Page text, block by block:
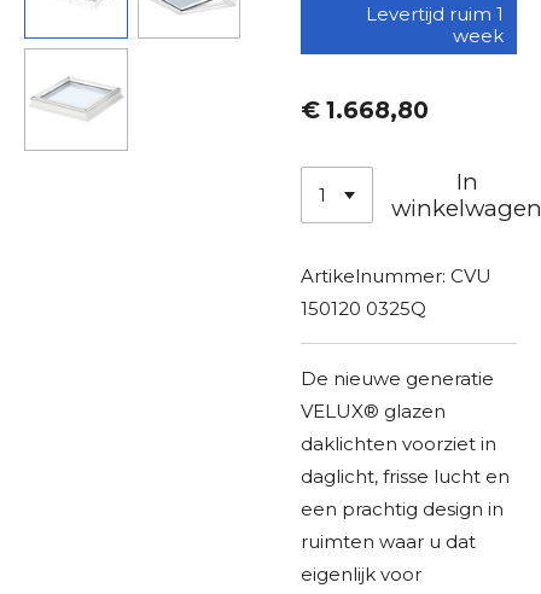
Levertijd ruim 1
week
€ 1.668,80
In
Artikelnummer: CVU
150120 0325Q
De nieuwe generatie
VELUX® glazen
daklichten voorziet in
daglicht, frisse lucht en
een prachtig design in
ruimten waar u dat
eigenlijk voor